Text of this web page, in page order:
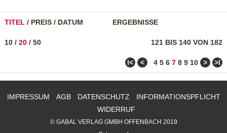
TITEL / PREIS / DATUM ERGEBNISSE
121 BIS 140 VON 182
10 / 20 / 50
ǀ< < 4 5 6 7 8 9 10 > >ǀ
IMPRESSUM AGB DATENSCHUTZ
INFORMATIONSPFLICHT
WIDERRUF
© GABAL VERLAG GMBH OFFENBACH 2019